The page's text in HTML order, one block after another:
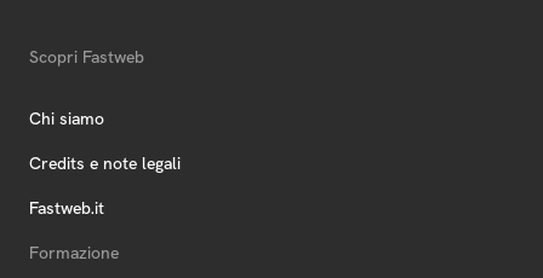
Scopri Fastweb
Chi siamo
Credits e note legali
Fastweb.it
Formazione